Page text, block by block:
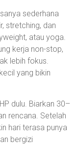
sederhana
stretching, dan
atau yoga.
kerja non-stop,
lebih fokus.
yang bikin
dulu. Biarkan 30–
rencana. Setelah
hari terasa punya
bergizi